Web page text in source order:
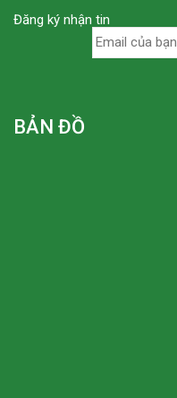
Đăng ký nhận tin
BẢN ĐỒ